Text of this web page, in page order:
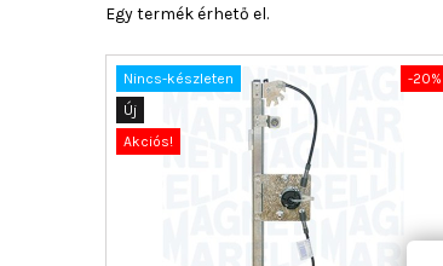
Egy termék érhető el.
-20%
Nincs-készleten
Új
Akciós!